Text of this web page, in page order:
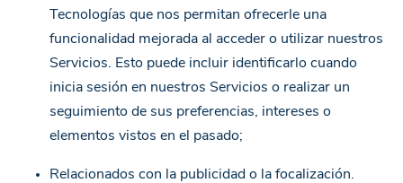
Tecnologías que nos permitan ofrecerle una
funcionalidad mejorada al acceder o utilizar nuestros
Servicios. Esto puede incluir identificarlo cuando
inicia sesión en nuestros Servicios o realizar un
seguimiento de sus preferencias, intereses o
elementos vistos en el pasado;
Relacionados con la publicidad o la focalización.